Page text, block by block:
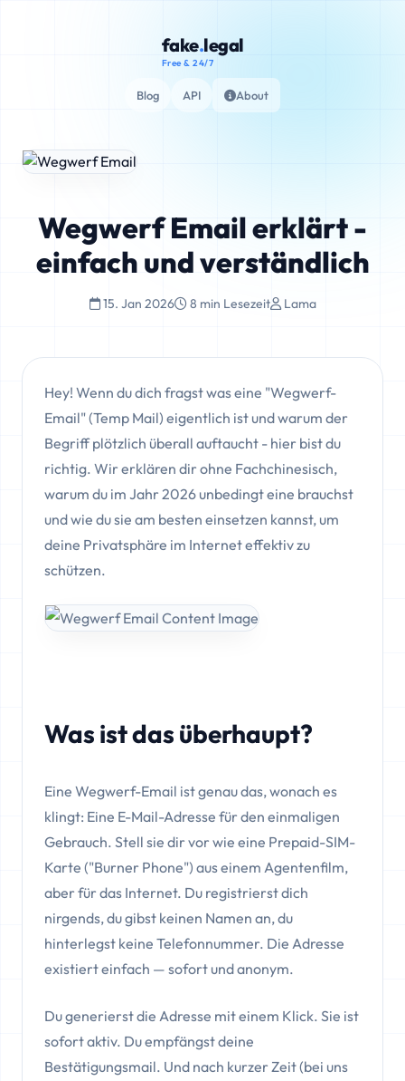
fake.legal
Free & 24/7
Blog API About
Wegwerf Email erklärt -
einfach und verständlich
15. Jan 2026 8 min Lesezeit Lama
Hey! Wenn du dich fragst was eine "Wegwerf-
Email" (Temp Mail) eigentlich ist und warum der
Begriff plötzlich überall auftaucht - hier bist du
richtig. Wir erklären dir ohne Fachchinesisch,
warum du im Jahr 2026 unbedingt eine brauchst
und wie du sie am besten einsetzen kannst, um
deine Privatsphäre im Internet effektiv zu
schützen.
Was ist das überhaupt?
Eine Wegwerf-Email ist genau das, wonach es
klingt: Eine E-Mail-Adresse für den einmaligen
Gebrauch. Stell sie dir vor wie eine Prepaid-SIM-
Karte ("Burner Phone") aus einem Agentenfilm,
aber für das Internet. Du registrierst dich
nirgends, du gibst keinen Namen an, du
hinterlegst keine Telefonnummer. Die Adresse
existiert einfach — sofort und anonym.
Du generierst die Adresse mit einem Klick. Sie ist
sofort aktiv. Du empfängst deine
Bestätigungsmail. Und nach kurzer Zeit (bei uns